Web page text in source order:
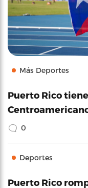
Más Deportes
Puerto Rico
0
Deportes
Puerto Rico